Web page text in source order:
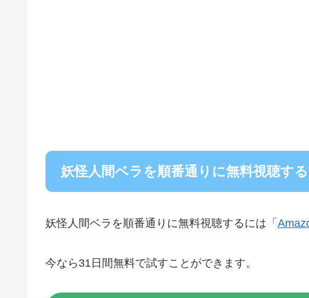
妖怪人間ベラを順番通りに無料視聴す
妖怪人間ベラを順番通りに無料視聴するには「
今なら31日間無料で試すことができます。